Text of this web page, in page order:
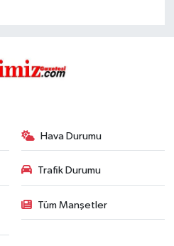
Hava Durumu
Trafik Durumu
Tüm Manşetler